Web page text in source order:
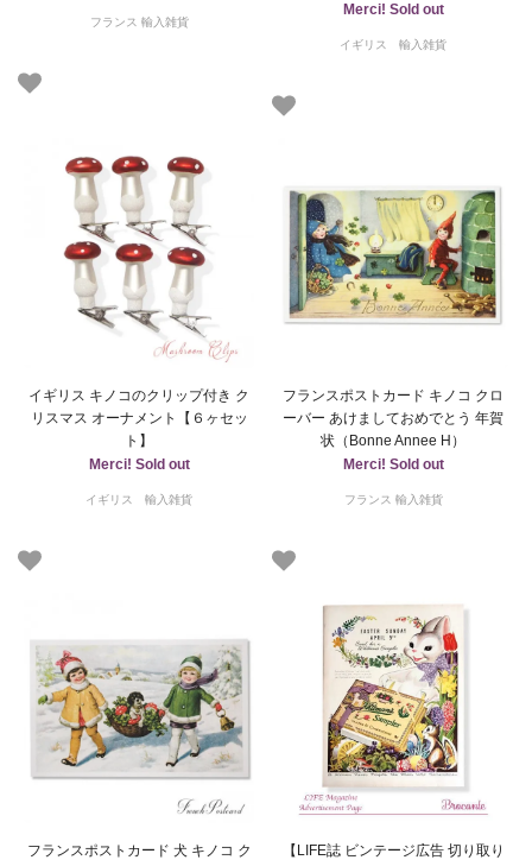
フランス 輸入雑貨
Merci! Sold out
イギリス 輸入雑貨
イギリス キノコのクリップ付き ク
リスマス オーナメント【６ヶセッ
ト】
Merci! Sold out
イギリス 輸入雑貨
フランスポストカード キノコ クロ
ーバー あけましておめでとう 年賀
状（Bonne Annee H）
Merci! Sold out
フランス 輸入雑貨
フランスポストカード 犬 キノコ ク
【LIFE誌 ビンテージ広告 切り取り